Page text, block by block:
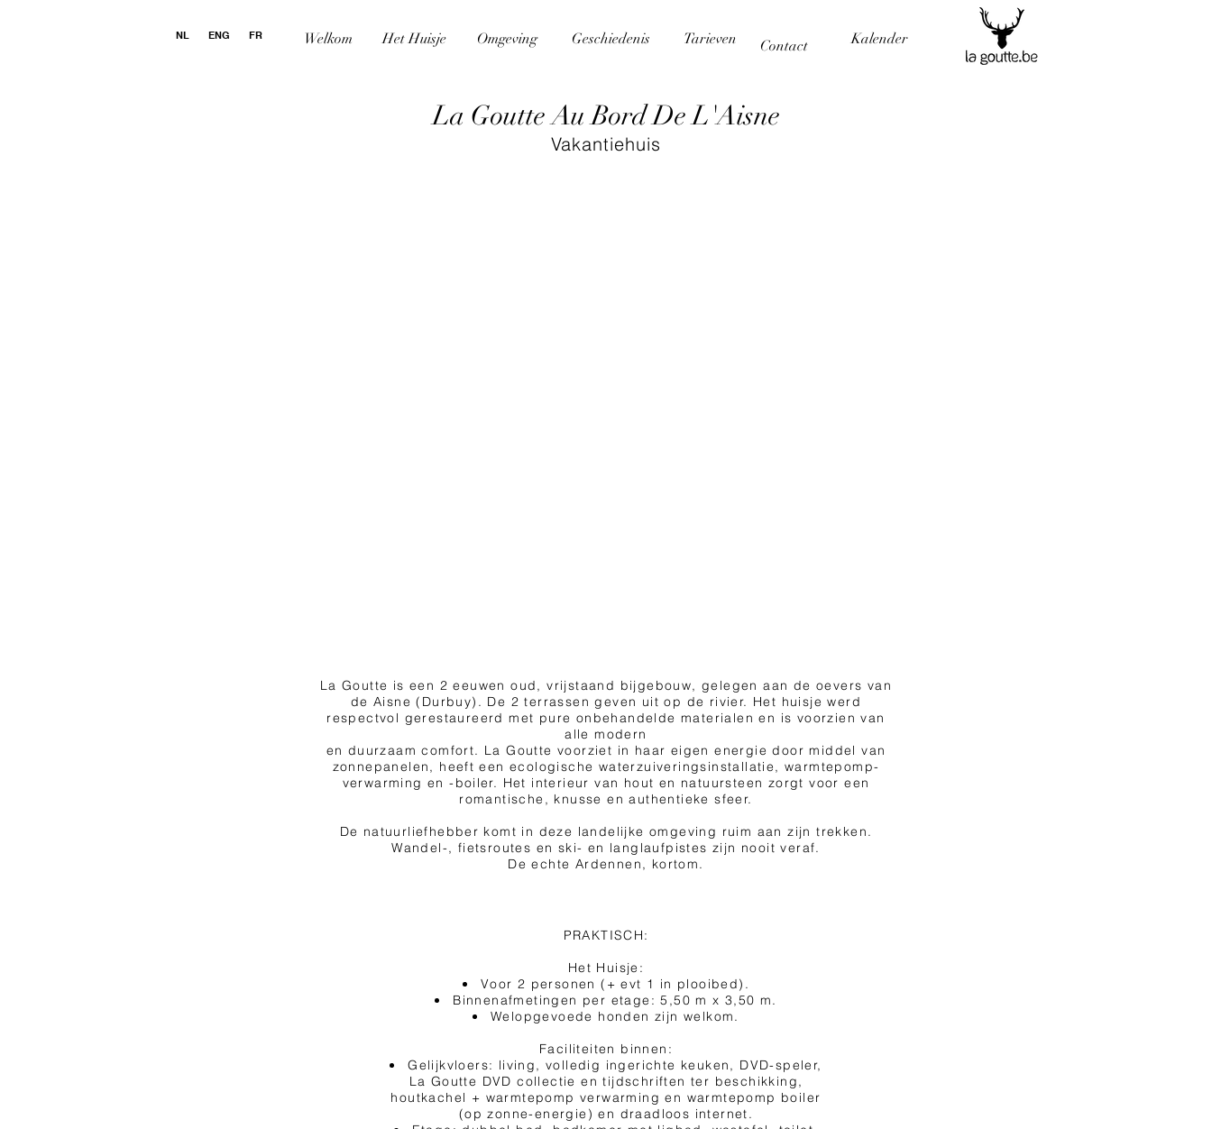
Contact
NL ENG FR Welkom Het Huisje Omgeving Geschiedenis Tarieven Kalender
La Goutte Au Bord De L'Aisne
Vakantiehuis
La Goutte is een 2 eeuwen oud, vrijstaand bijgebouw, gelegen aan de oevers van
de Aisne (Durbuy). De 2 terrassen geven uit op de rivier. Het huisje werd
respectvol gerestaureerd met pure onbehandelde materialen en is voorzien van
alle modern
en duurzaam comfort. La Goutte voorziet in haar eigen energie door middel van
zonnepanelen, heeft een ecologische waterzuiveringsinstallatie, warmtepomp-
verwarming en -boiler. Het interieur van hout en natuursteen zorgt voor een
romantische, knusse en authentieke sfeer.
De natuurliefhebber komt in deze landelijke omgeving ruim aan zijn trekken.
Wandel-, fietsroutes en ski- en langlaufpistes zijn nooit veraf.
De echte Ardennen, kortom.
PRAKTISCH:
Het Huisje:
Voor 2 personen (+ evt 1 in plooibed).
Binnenafmetingen per etage: 5,50 m x 3,50 m.
Welopgevoede honden zijn welkom.
Faciliteiten binnen:
Gelijkvloers: living, volledig ingerichte keuken, DVD-speler,
La Goutte DVD collectie en tijdschriften ter beschikking,
houtkachel + warmtepomp verwarming en warmtepomp boiler
(op zonne-energie) en draadloos internet.